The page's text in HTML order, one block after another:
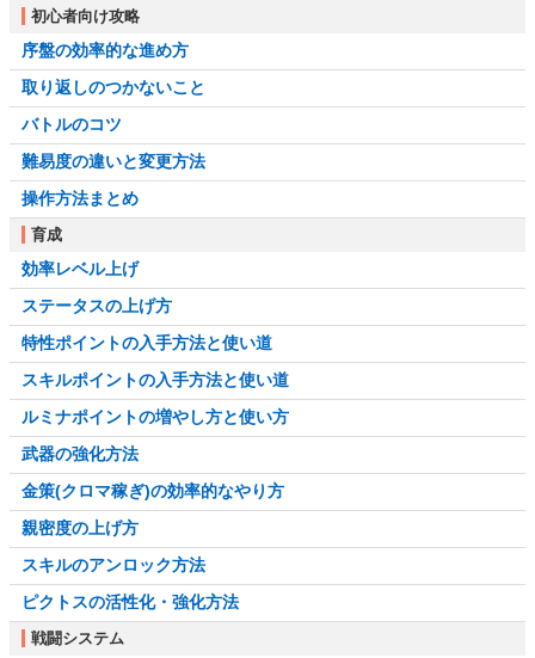
初心者向け攻略
序盤の効率的な進め方
取り返しのつかないこと
バトルのコツ
難易度の違いと変更方法
操作方法まとめ
育成
効率レベル上げ
ステータスの上げ方
特性ポイントの入手方法と使い道
スキルポイントの入手方法と使い道
ルミナポイントの増やし方と使い方
武器の強化方法
金策(クロマ稼ぎ)の効率的なやり方
親密度の上げ方
スキルのアンロック方法
ピクトスの活性化・強化方法
戦闘システム